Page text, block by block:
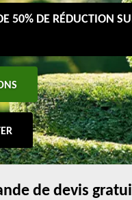
50% DE RÉDUCTION
de devis